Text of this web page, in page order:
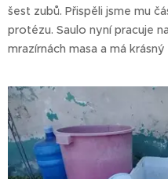
šest zubů. Přispěli jsme mu
protézu. Saulo nyní pracuje
mrazírnách masa a má krásný